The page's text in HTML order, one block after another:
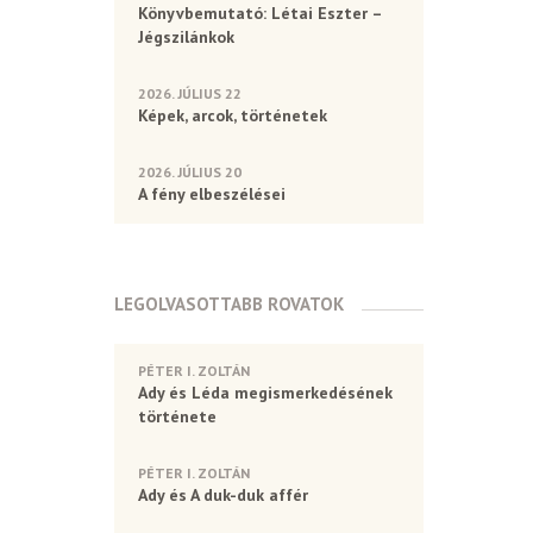
Könyvbemutató: Létai Eszter –
Jégszilánkok
2026. JÚLIUS 22
Képek, arcok, történetek
2026. JÚLIUS 20
A fény elbeszélései
LEGOLVASOTTABB ROVATOK
PÉTER I. ZOLTÁN
Ady és Léda megismerkedésének
története
PÉTER I. ZOLTÁN
Ady és A duk-duk affér